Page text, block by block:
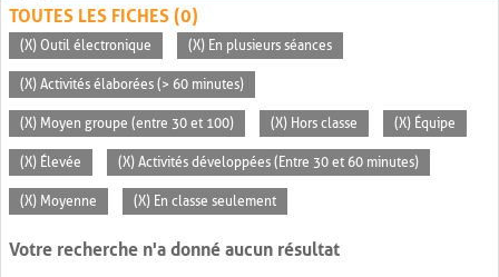
TOUTES LES FICHES (0)
(X) Outil électronique (X) En plusieurs séances
(X) Activités élaborées (> 60 minutes)
(X) Moyen groupe (entre 30 et 100) (X) Hors classe (X) Équipe
(X) Élevée (X) Activités développées (Entre 30 et 60 minutes)
(X) Moyenne (X) En classe seulement
Votre recherche n'a donné aucun résultat